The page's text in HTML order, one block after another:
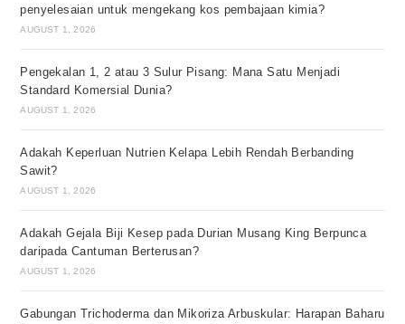
penyelesaian untuk mengekang kos pembajaan kimia?
AUGUST 1, 2026
Pengekalan 1, 2 atau 3 Sulur Pisang: Mana Satu Menjadi
Standard Komersial Dunia?
AUGUST 1, 2026
Adakah Keperluan Nutrien Kelapa Lebih Rendah Berbanding
Sawit?
AUGUST 1, 2026
Adakah Gejala Biji Kesep pada Durian Musang King Berpunca
daripada Cantuman Berterusan?
AUGUST 1, 2026
Gabungan Trichoderma dan Mikoriza Arbuskular: Harapan Baharu